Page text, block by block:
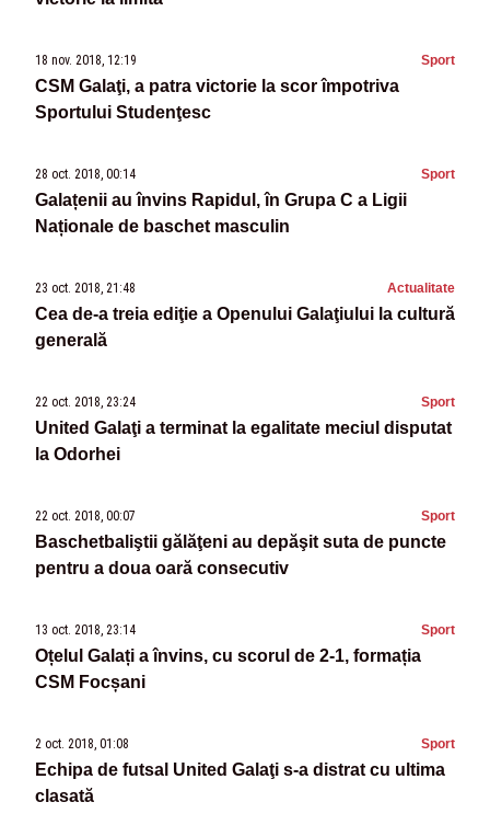
18 nov. 2018, 12:19 Sport
CSM Galaţi, a patra victorie la scor împotriva
Sportului Studenţesc
28 oct. 2018, 00:14 Sport
Galațenii au învins Rapidul, în Grupa C a Ligii
Naționale de baschet masculin
23 oct. 2018, 21:48 Actualitate
Cea de-a treia ediţie a Openului Galaţiului la cultură
generală
22 oct. 2018, 23:24 Sport
United Galaţi a terminat la egalitate meciul disputat
la Odorhei
22 oct. 2018, 00:07 Sport
Baschetbaliştii gălăţeni au depăşit suta de puncte
pentru a doua oară consecutiv
13 oct. 2018, 23:14 Sport
Oțelul Galați a învins, cu scorul de 2-1, formația
CSM Focșani
2 oct. 2018, 01:08 Sport
Echipa de futsal United Galaţi s-a distrat cu ultima
clasată